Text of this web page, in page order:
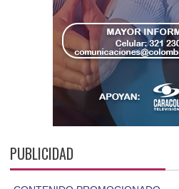
PUBLICIDAD